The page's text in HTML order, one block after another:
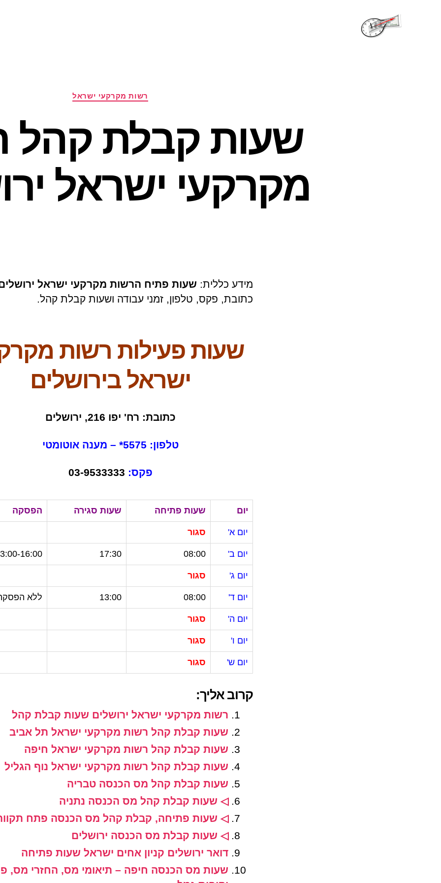
קטגוריות
רשות מקרקעי ישראל
שעות קבלת קהל
מקרקעי ישראל
מידע כללית: שעות פתיח הרשות מקרקעי ישראל
כתובת, פקס, טלפון, זמני עבודה ושעות קבלת קהל.
שעות פעילות רשות
ישראל בירושלים
כתובת: רח' יפו 216, ירושלים
טלפון: 5575* – מענה אוטומטי
פקס:
יום שעות פתיחה שעות סגירה הפסקה
יום א' סגור
יום ב' 08:00
17:30
16:00
יום ג' סגור
יום ד' 08:00
13:00 ללא
יום ה' סגור
יום ו' סגור
יום ש' סגור
קרוב אליך:
רשות מקרקעי ישראל ירושלים שעות קבלת קהל
שעות קבלת קהל רשות מקרקעי ישראל תל אביב
שעות קבלת קהל רשות מקרקעי ישראל חיפה
שעות קבלת קהל רשות מקרקעי ישראל נוף הגליל
שעות קבלת קהל מס הכנסה טבריה
◁ שעות קבלת קהל מס הכנסה נתניה
◁ שעות פתיחה, קבלת קהל מס הכנסה פתח
◁ שעות קבלת מס הכנסה ירושלים
דואר ירושלים קניון אחים ישראל שעות פתיחה
שעות מס הכנסה חיפה – תיאומי מס, החזרי מס,